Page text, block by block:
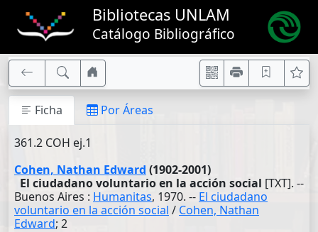
Bibliotecas UNLAM
Catálogo Bibliográfico
Ficha Por Áreas
361.2 COH ej.1
Cohen, Nathan Edward (1902-2001)
El ciudadano voluntario en la acción social [TXT]. --
Buenos Aires : Humanitas, 1970. -- El ciudadano
voluntario en la acción social / Cohen, Nathan
Edward; 2